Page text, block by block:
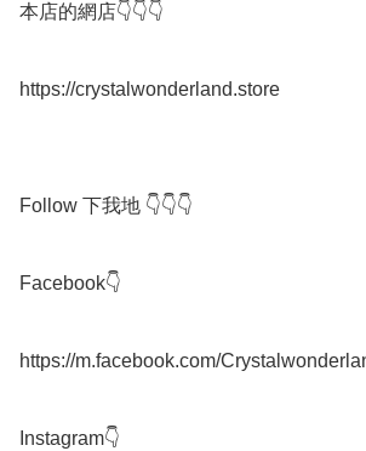
本店的網店👇👇👇
https://crystalwonderland.store
Follow 下我地 👇👇👇
Facebook👇
https://m.facebook.com/
Instagram👇